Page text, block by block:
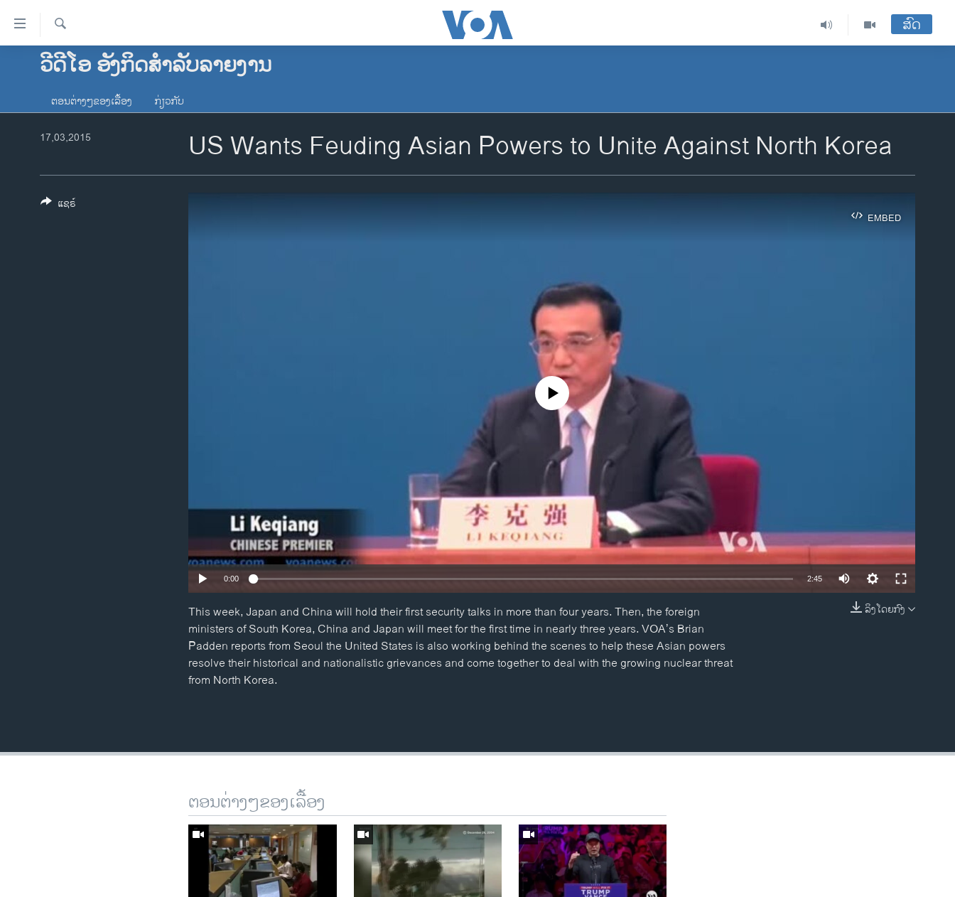
ລິ້ງ
ສຳຫລັບ
ຂ້າມ
ໂຮມເພຈ
ອາເມຣິກາ
ການເລືອກຕັ້ງ ປະທານາທີບໍດີ ສະຫະລັດ
ຂ່າວ​ຈີນ
ຄົ້ນຫາ
ສົດ
ວີດີໂອ ອັງກິດສຳລັບລາຍງານ
ຕອນຕ່າງໆຂອງເລື້ອງ ກ່ຽວກັບ
US Wants Feuding Asian Powers to Unite Against North Korea
17,03,2015
EMBED
EMBED
No media source currently available
0:00 2:45
ລິງໂດຍກົງ
This week, Japan and China will hold their first security talks in more than four years. Then, the foreign
ministers of South Korea, China and Japan will meet for the first time in nearly three years. VOA’s Brian
Padden reports from Seoul the United States is also working behind the scenes to help these Asian powers
resolve their historical and nationalistic grievances and come together to deal with the growing nuclear threat
from North Korea.
ແຊຣ໌
ຕອນຕ່າງໆຂອງເລື້ອງ